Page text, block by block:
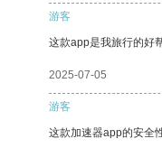
游客
这款app是我旅行的好
2025-07-05
游客
这款加速器app的安全